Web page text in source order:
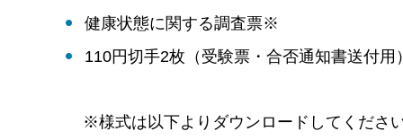
健康状態に関する調査票※
110円切手2枚（受験票・合否通知書送付用）
※様式は以下よりダウンロードしてください